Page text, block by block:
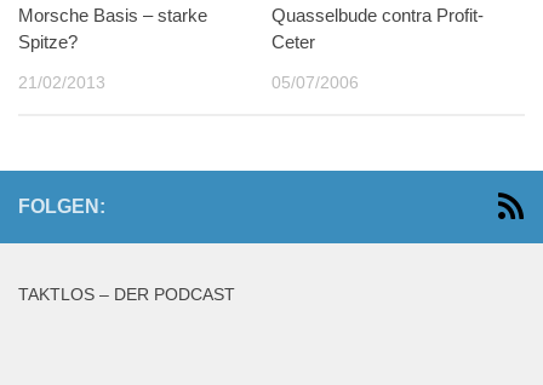
Morsche Basis – starke
Spitze?
21/02/2013
Quasselbude contra Profit-
Ceter
05/07/2006
FOLGEN:
TAKTLOS – DER PODCAST